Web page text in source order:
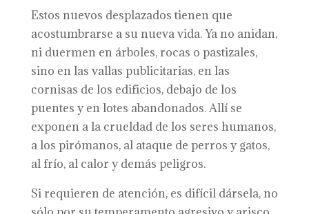
Estos nuevos desplazados tienen que
acostumbrarse a su nueva vida. Ya no anidan,
ni duermen en árboles, rocas o pastizales,
sino en las vallas publicitarias, en las
cornisas de los edificios, debajo de los
puentes y en lotes abandonados. Allí se
exponen a la crueldad de los seres humanos,
a los pirómanos, al ataque de perros y gatos,
al frío, al calor y demás peligros.
Si requieren de atención, es difícil dársela, no